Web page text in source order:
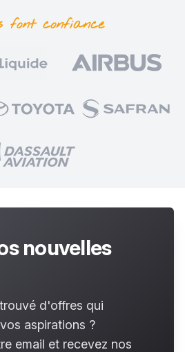
fontconfiance
nouvelles
d'offres qui
aspirations ?
email et recevez nos